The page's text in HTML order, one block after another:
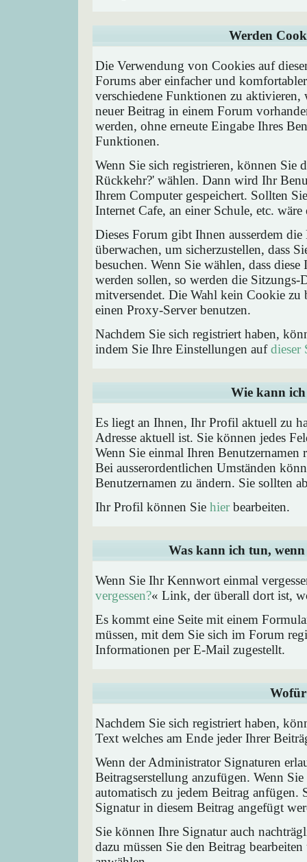
Werden
Die Verwendung von Cookies auf
Forums aber einfacher und
verschiedene Funktionen zu
neuer Beitrag in einem Forum
werden, ohne erneute Eingabe Ihres
Funktionen.
Wenn Sie sich registrieren, können Sie
Rückkehr?' wählen. Dann wird Ihr
Ihrem Computer gespeichert. Sollten
Internet Cafe, an einer Schule, etc.
Dieses Forum gibt Ihnen ausserdem
überwachen, um sicherzustellen, dass
besuchen. Wenn Sie wählen, dass
werden sollen, so werden die
mitversendet. Die Wahl kein Cookie zu
einen Proxy-Server benutzen.
Nachdem Sie sich registriert haben,
indem Sie Ihre Einstellungen aufdieser
Wie kann
Es liegt an Ihnen, Ihr Profil aktuell zu
Adresse aktuell ist. Sie können jedes
Wenn Sie einmal Ihren
Bei ausserordentlichen Umständen
Benutzernamen zu ändern. Sie sollten
Ihr Profil können Sie hierbearbeiten.
Was kann ich tun, wenn
Wenn Sie Ihr Kennwort einmal
vergessen?« Link, der überall dort ist,
Es kommt eine Seite mit einem
müssen, mit dem Sie sich im Forum
Informationen per E-Mail zugestellt.
Nachdem Sie sich registriert haben,
Text welches am Ende jeder Ihrer
Wenn der Administrator Signaturen
Beitragserstellung anzufügen. Wenn
automatisch zu jedem Beitrag
Signatur in diesem Beitrag angefügt
Sie können Ihre Signatur auch
dazu müssen Sie den Beitrag